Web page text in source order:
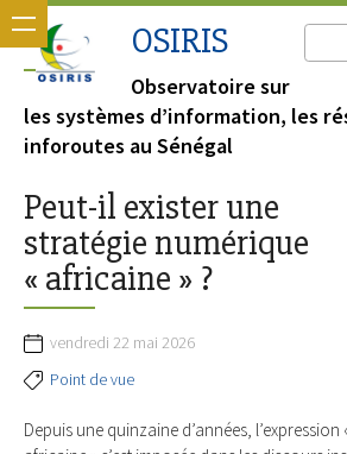
OSIRIS
Observatoire sur
les systèmes d’information, les
inforoutes au Sénégal
Peut-il exister une
stratégie numérique
« africaine » ?
vendredi 22 mai 2026
Point de vue
Depuis une quinzaine d’années,